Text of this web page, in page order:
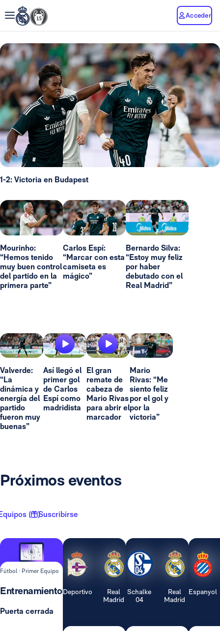
Acceder
1-2: Victoria en Budapest
Mourinho:
“Hemos tenido
muy buen control
del partido en la
primera parte”
Carlos Espí:
“Marcar con esta
camiseta es
mágico”
Bernardo Silva:
“Estoy muy feliz
por haber
debutado con el
Real Madrid”
Valverde:
“La
dinámica y
energía del
partido
fueron muy
buenas”
Así llegó el
primer gol
de Carlos
Espí como
madridista
El gran
remate de
cabeza de
Mario Rivas
para abrir el
marcador
Mario
Rivas: “Me
siento feliz
por el gol y
por la
victoria”
Próximos eventos
( 1 )Suscribirse
Fútbol · Primer Equipo
Entrenamiento
Puerta cerrada
Deportivo
Real
Madrid
Schalke
04
Real
Madrid
Espanyol